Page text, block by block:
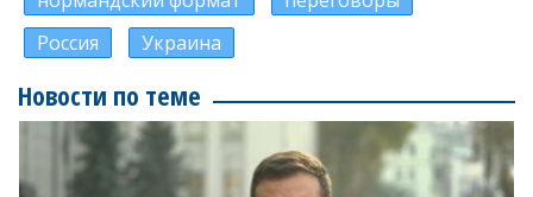
Россия
Украина
Новости по теме